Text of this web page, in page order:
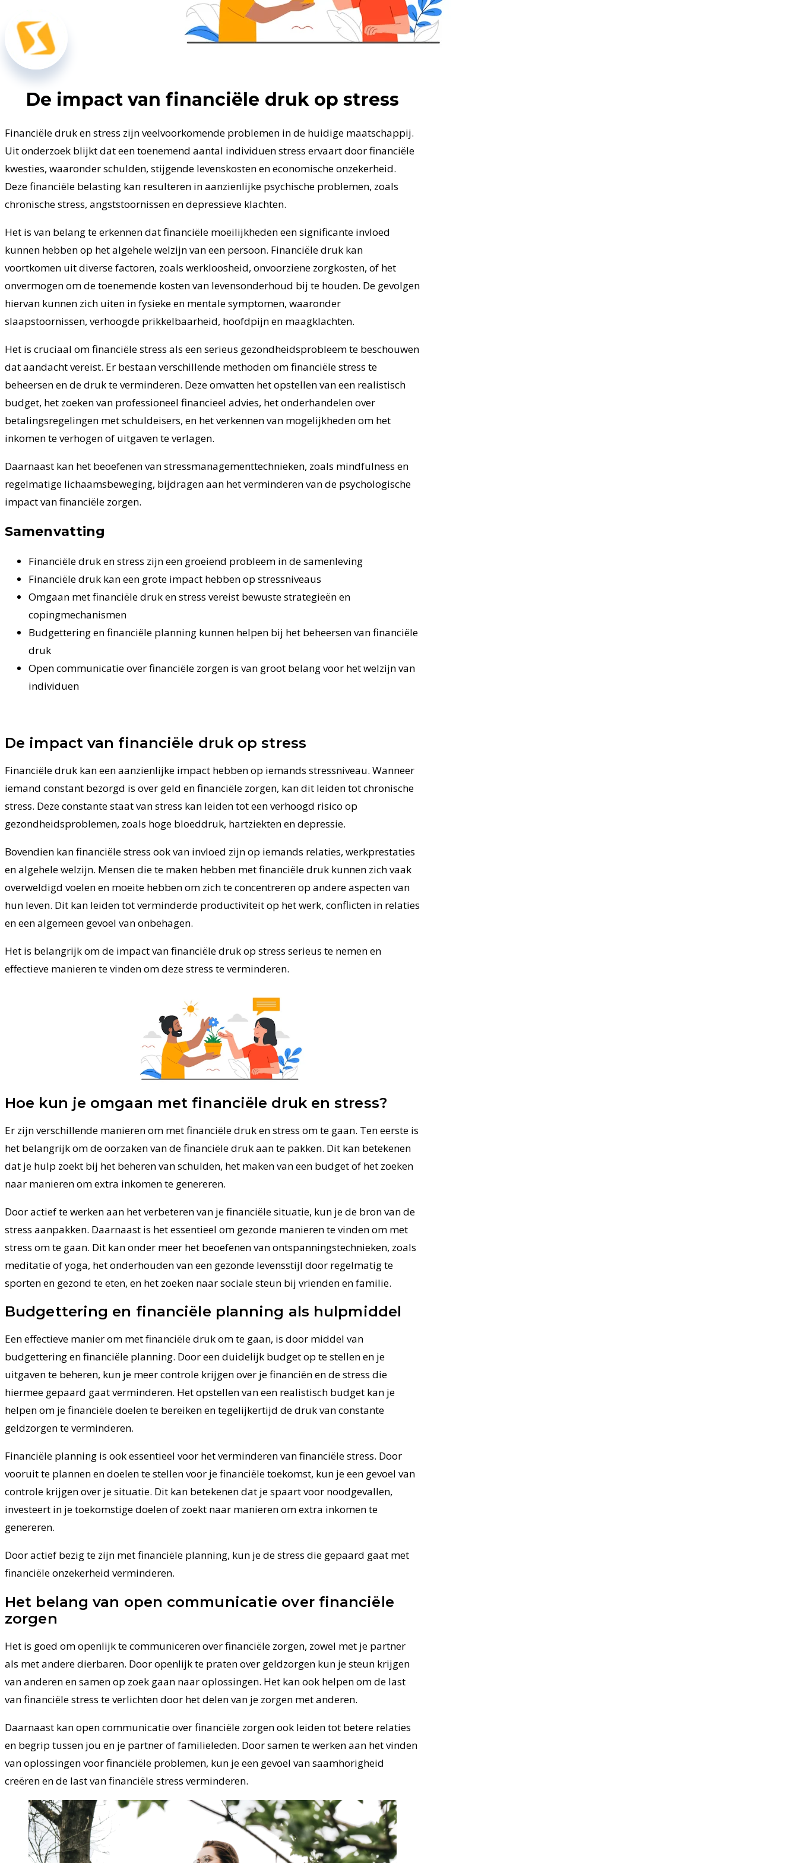
De impact van financiële druk op stress
Financiële druk en stress zijn veelvoorkomende problemen in de huidige maatschappij.
Uit onderzoek blijkt dat een toenemend aantal individuen stress ervaart door financiële
kwesties, waaronder schulden, stijgende levenskosten en economische onzekerheid.
Deze financiële belasting kan resulteren in aanzienlijke psychische problemen, zoals
chronische stress, angststoornissen en depressieve klachten.
Het is van belang te erkennen dat financiële moeilijkheden een significante invloed
kunnen hebben op het algehele welzijn van een persoon. Financiële druk kan
voortkomen uit diverse factoren, zoals werkloosheid, onvoorziene zorgkosten, of het
onvermogen om de toenemende kosten van levensonderhoud bij te houden. De gevolgen
hiervan kunnen zich uiten in fysieke en mentale symptomen, waaronder
slaapstoornissen, verhoogde prikkelbaarheid, hoofdpijn en maagklachten.
Het is cruciaal om financiële stress als een serieus gezondheidsprobleem te beschouwen
dat aandacht vereist. Er bestaan verschillende methoden om financiële stress te
beheersen en de druk te verminderen. Deze omvatten het opstellen van een realistisch
budget, het zoeken van professioneel financieel advies, het onderhandelen over
betalingsregelingen met schuldeisers, en het verkennen van mogelijkheden om het
inkomen te verhogen of uitgaven te verlagen.
Daarnaast kan het beoefenen van stressmanagementtechnieken, zoals mindfulness en
regelmatige lichaamsbeweging, bijdragen aan het verminderen van de psychologische
impact van financiële zorgen.
Samenvatting
Financiële druk en stress zijn een groeiend probleem in de samenleving
Financiële druk kan een grote impact hebben op stressniveaus
Omgaan met financiële druk en stress vereist bewuste strategieën en
copingmechanismen
Budgettering en financiële planning kunnen helpen bij het beheersen van financiële
druk
Open communicatie over financiële zorgen is van groot belang voor het welzijn van
individuen
De impact van financiële druk op stress
Financiële druk kan een aanzienlijke impact hebben op iemands stressniveau. Wanneer
iemand constant bezorgd is over geld en financiële zorgen, kan dit leiden tot chronische
stress. Deze constante staat van stress kan leiden tot een verhoogd risico op
gezondheidsproblemen, zoals hoge bloeddruk, hartziekten en depressie.
Bovendien kan financiële stress ook van invloed zijn op iemands relaties, werkprestaties
en algehele welzijn. Mensen die te maken hebben met financiële druk kunnen zich vaak
overweldigd voelen en moeite hebben om zich te concentreren op andere aspecten van
hun leven. Dit kan leiden tot verminderde productiviteit op het werk, conflicten in relaties
en een algemeen gevoel van onbehagen.
Het is belangrijk om de impact van financiële druk op stress serieus te nemen en
effectieve manieren te vinden om deze stress te verminderen.
Hoe kun je omgaan met financiële druk en stress?
Er zijn verschillende manieren om met financiële druk en stress om te gaan. Ten eerste is
het belangrijk om de oorzaken van de financiële druk aan te pakken. Dit kan betekenen
dat je hulp zoekt bij het beheren van schulden, het maken van een budget of het zoeken
naar manieren om extra inkomen te genereren.
Door actief te werken aan het verbeteren van je financiële situatie, kun je de bron van de
stress aanpakken. Daarnaast is het essentieel om gezonde manieren te vinden om met
stress om te gaan. Dit kan onder meer het beoefenen van ontspanningstechnieken, zoals
meditatie of yoga, het onderhouden van een gezonde levensstijl door regelmatig te
sporten en gezond te eten, en het zoeken naar sociale steun bij vrienden en familie.
Budgettering en financiële planning als hulpmiddel
Een effectieve manier om met financiële druk om te gaan, is door middel van
budgettering en financiële planning. Door een duidelijk budget op te stellen en je
uitgaven te beheren, kun je meer controle krijgen over je financiën en de stress die
hiermee gepaard gaat verminderen. Het opstellen van een realistisch budget kan je
helpen om je financiële doelen te bereiken en tegelijkertijd de druk van constante
geldzorgen te verminderen.
Financiële planning is ook essentieel voor het verminderen van financiële stress. Door
vooruit te plannen en doelen te stellen voor je financiële toekomst, kun je een gevoel van
controle krijgen over je situatie. Dit kan betekenen dat je spaart voor noodgevallen,
investeert in je toekomstige doelen of zoekt naar manieren om extra inkomen te
genereren.
Door actief bezig te zijn met financiële planning, kun je de stress die gepaard gaat met
financiële onzekerheid verminderen.
Het belang van open communicatie over financiële
zorgen
Het is goed om openlijk te communiceren over financiële zorgen, zowel met je partner
als met andere dierbaren. Door openlijk te praten over geldzorgen kun je steun krijgen
van anderen en samen op zoek gaan naar oplossingen. Het kan ook helpen om de last
van financiële stress te verlichten door het delen van je zorgen met anderen.
Daarnaast kan open communicatie over financiële zorgen ook leiden tot betere relaties
en begrip tussen jou en je partner of familieleden. Door samen te werken aan het vinden
van oplossingen voor financiële problemen, kun je een gevoel van saamhorigheid
creëren en de last van financiële stress verminderen.